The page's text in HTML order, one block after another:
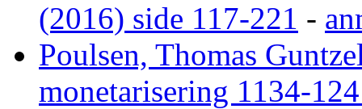
(2016) side 117-221 -
Poulsen, Thomas
monetarisering 1134-